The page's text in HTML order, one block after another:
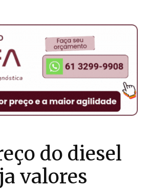
do diesel
valores